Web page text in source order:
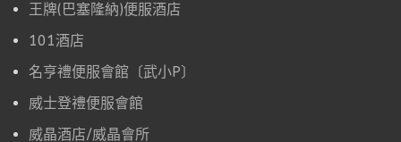
王牌(巴塞隆納)便服酒店
101酒店
名亨禮便服會館〔武小P〕
威士登禮便服會館
威晶酒店/威晶會所